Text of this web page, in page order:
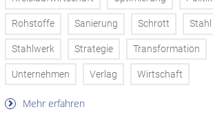
Rohstoffe Sanierung Schrott Stahl
Stahlwerk Strategie Transformation
Unternehmen Verlag Wirtschaft
Mehr erfahren